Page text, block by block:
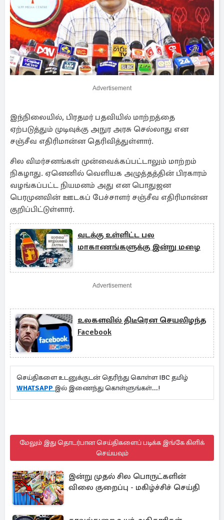
Advertisement
இந்நிலையில், பிரதமர் பதவியில் மாற்றத்தை
ஏற்படுத்தும் முடிவுக்கு அநுர அரசு செல்லாது என
சஞ்சீவ எதிரிமான்ன தெரிவித்துள்ளார்.
சில விமர்சனங்கள் முன்வைக்கப்பட்டாலும் மாற்றம்
நிகழாது. ஏனெனில் வெளியக அழுத்தத்தின் பிரகாரம்
வழங்கப்பட்ட நியமனம் அது என பொதுஜன
பெரமுனவின் ஊடகப் பேச்சாளர் சஞ்சீவ எதிரிமான்ன
குறிப்பிட்டுள்ளார்.
வடக்கு உள்ளிட்ட பல
மாகாணங்களுக்கு இன்று மழை
Advertisement
உலகளவில் திடீரென செயலிழந்த
Facebook
செய்திகளை உடனுக்குடன் தெரிந்து கொள்ள IBC தமிழ்
WHATSAPP இல் இணைந்து கொள்ளுங்கள்...!
மேலும் இது தொடர்பான செய்திகளைப் படிக்க இங்கே கிளிக்
செய்யவும்
இன்று முதல் சில பொருட்களின்
விலை குறைப்பு - மகிழ்ச்சிச் செய்தி